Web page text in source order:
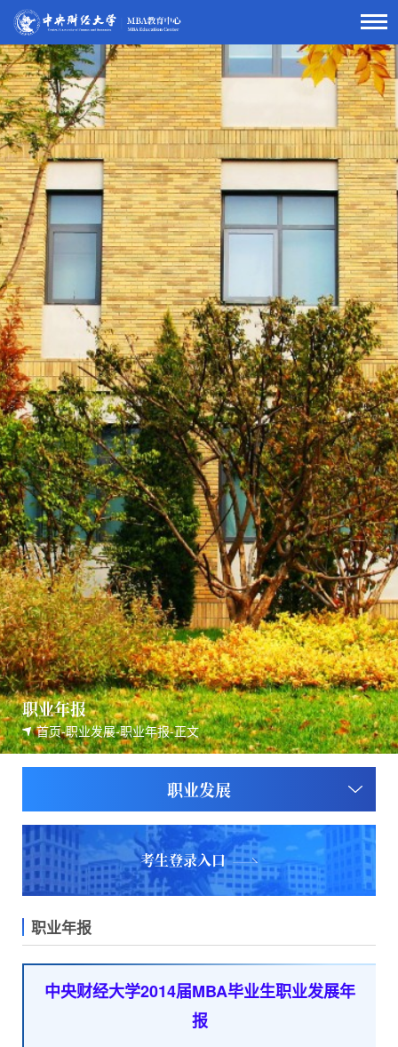
职业年报
首页-职业发展-职业年报-正文
职业发展
考生登录入口
职业年报
中央财经大学2014届MBA毕业生职业发展年
报